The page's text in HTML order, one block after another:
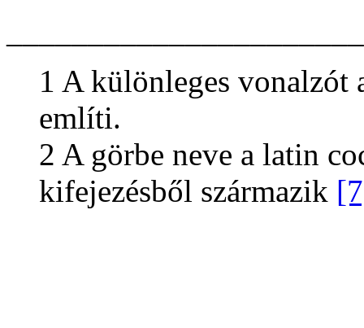
1 A különleges vonalzót
említi.
2 A görbe neve a latin
kifejezésből származik